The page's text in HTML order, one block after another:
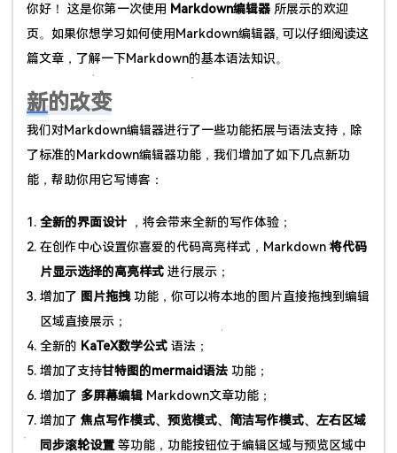
你好！ 这是你第一次使用 Markdown编辑器 所展示的欢迎
页。如果你想学习如何使用Markdown编辑器, 可以仔细阅读这
篇文章，了解一下Markdown的基本语法知识。
新的改变
我们对Markdown编辑器进行了一些功能拓展与语法支持，除
了标准的Markdown编辑器功能，我们增加了如下几点新功
能，帮助你用它写博客：
全新的界面设计 ，将会带来全新的写作体验；
在创作中心设置你喜爱的代码高亮样式，Markdown将代码
片显示选择的高亮样式 进行展示；
增加了 图片拖拽功能，你可以将本地的图片直接拖拽到编辑
区域直接展示；
全新的 KaTeX数学公式 语法；
增加了支持甘特图的mermaid语法 功能；
增加了 多屏幕编辑 Markdown文章功能；
增加了 焦点写作模式、预览模式、简洁写作模式、左右区域
同步滚轮设置 等功能，功能按钮位于编辑区域与预览区域中